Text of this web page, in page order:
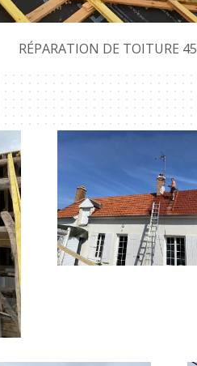
RÉPARATION DE TOITURE 45